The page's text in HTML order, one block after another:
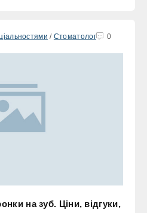
/ Стоматолог 0
на зуб. Ціни, відгуки,